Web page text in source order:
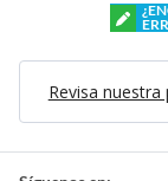
Revisa